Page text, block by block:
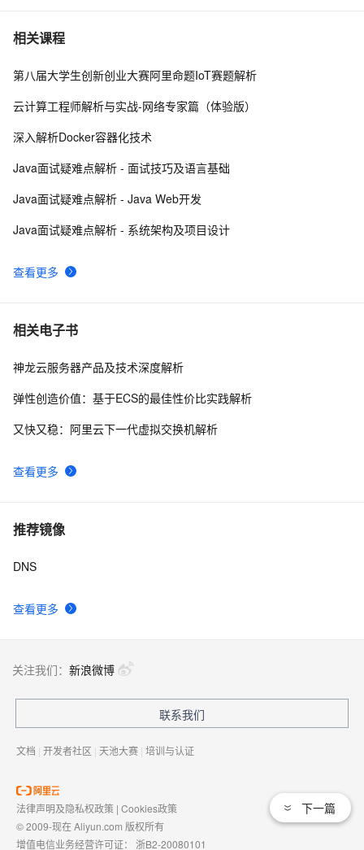
7 STM32CubeMX U8g2移植
8 【STM32 .Net MF开发板学习-14】红外遥控器编码识
10基于STM32的智能城市环境监测系统设计与实现
相关课程
查看更多
第八届大学生创新创业大赛阿里命题IoT赛题解析
云计算工程师解析与实战-网络专家篇（体验版）
深入解析Docker容器化技术
Java面试疑难点解析 - 面试技巧及语言基础
Java面试疑难点解析 - Java Web开发
Java面试疑难点解析 - 系统架构及项目设计
相关电子书
查看更多
神龙云服务器产品及技术深度解析
弹性创造价值：基于ECS的最佳性价比实践解析
又快又稳：阿里云下一代虚拟交换机解析
推荐镜像
查看更多
DNS
下一篇
关注我们： 新浪微博
联系我们
文档 | 开发者社区 | 天池大赛 | 培训与认证
法律声明及隐私权政策 | Cookies政策
© 2009-现在 Aliyun.com 版权所有
增值电信业务经营许可证： 浙B2-20080101